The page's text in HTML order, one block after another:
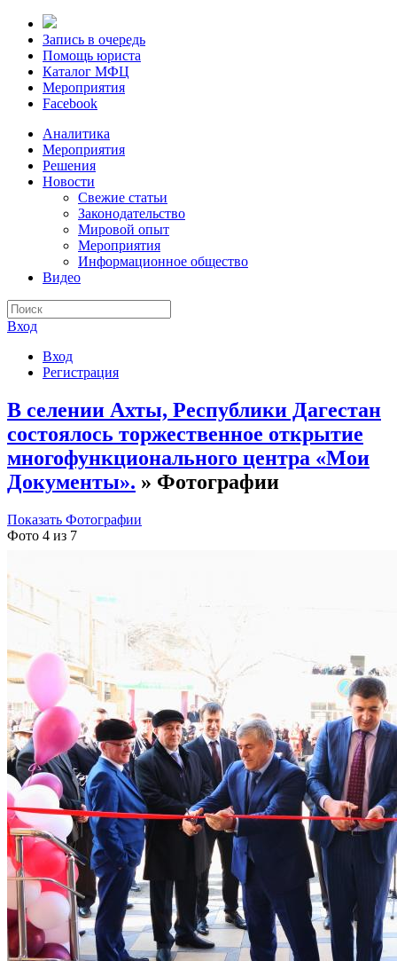
Запись в очередь
Помощь юриста
Каталог МФЦ
Мероприятия
Facebook
Аналитика
Мероприятия
Решения
Новости
Свежие статьи
Законодательство
Мировой опыт
Мероприятия
Информационное общество
Видео
Вход
Вход
Регистрация
В селении Ахты, Республики Дагестан
состоялось торжественное открытие
многофункционального центра «Мои
Документы». » Фотографии
Показать Фотографии
Фото 4 из 7